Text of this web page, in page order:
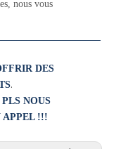
nous vous
DES
.
NOUS
APPEL !!!